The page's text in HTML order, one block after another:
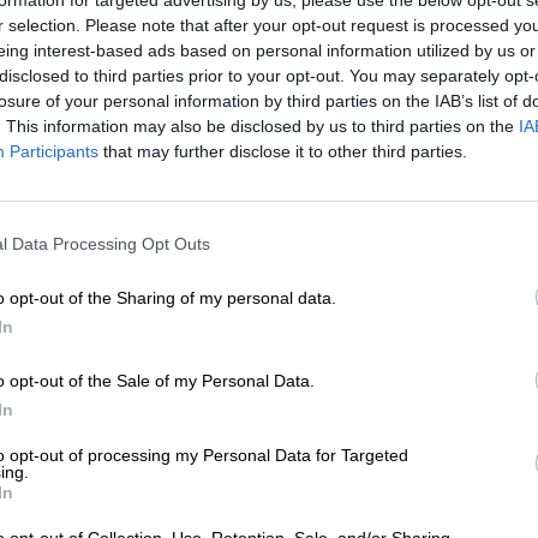
selection. Please note that after your opt-out request is processed
interest-based ads based on personal information utilized by us
to third parties prior to your opt-out. You may separately
of your personal information by third parties on the IAB’s list of
This information may also be disclosed by us to third parties on the
Participants that may further disclose it to other third parties.
Data Processing Opt Outs
opt-out of the Sharing of my personal data.
opt-out of the Sale of my Personal Data.
opt-out of processing my Personal Data for Targeted
* Hinnat sisältävät pakkausmaksun
Info Arvion perusteella (0)
Paasto on olennainen osa kristillisiä tapoja ja jopa
muinaiset roomalaiset kävivät säännöllisesti
bakkanaalisten juomien ja liiallisen hemmottelun
välttämätöntä. Askeettisuutta rakastavat kristityt
Jotta lihasta ei luopuisi kokonaan tänä puutteen
paastoa. Nerokkaat munkit panivat sitten oluen, joka
Erityisen hieno esimerkki tästä panimoperinteestä on
jo nimetty maailman parhaaksi savusolueksi ja tekee
maullaan.
Katedraalikaupungin savuinen erikoisuus virtaa lasiin
ja sen kruunaa uskomaton määrä hienohuokoista